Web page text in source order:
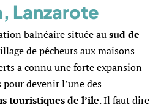
Lanzarote
balnéaire située ausud de
de pêcheurs aux maisons
a connu une forte expansion
devenir l’une des
touristiques de l’ile. Il faut dire